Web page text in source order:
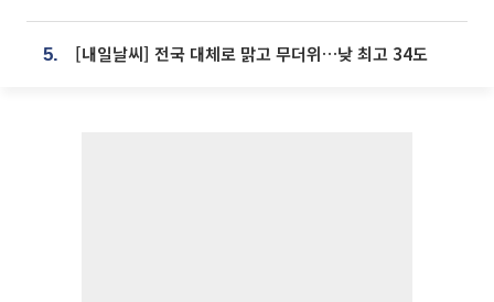
5. [내일날씨] 전국 대체로 맑고 무더위…낮 최고 34도